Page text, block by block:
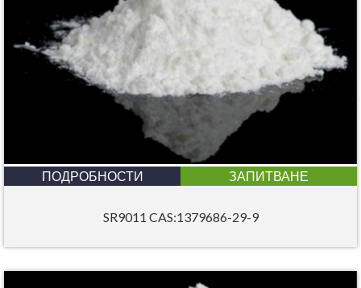
ПОДРОБНОСТИ ЗАПИТВАНЕ
SR9011 CAS:1379686-29-9